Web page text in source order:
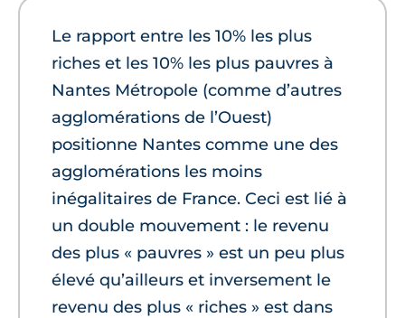
Le rapport entre les 10% les plus
riches et les 10% les plus pauvres à
Nantes Métropole (comme d’autres
agglomérations de l’Ouest)
positionne Nantes comme une des
agglomérations les moins
inégalitaires de France. Ceci est lié à
un double mouvement : le revenu
des plus « pauvres » est un peu plus
élevé qu’ailleurs et inversement le
revenu des plus « riches » est dans